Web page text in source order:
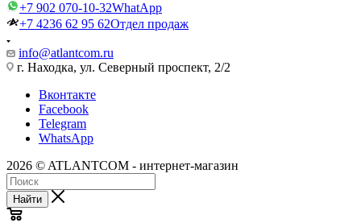
+7 902 070-10-32WhatApp
+7 4236 62 95 62Отдел продаж
info@atlantcom.ru
г. Находка, ул. Северный проспект, 2/2
Вконтакте
Facebook
Telegram
WhatsApp
2026 © ATLANTCOM - интернет-магазин
Найти